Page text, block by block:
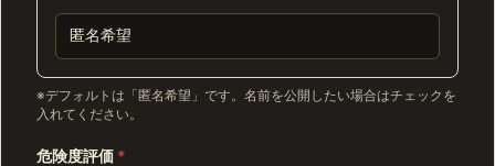
※デフォルトは「匿名希望」です。名前を公開したい場合はチェックを
入れてください。
危険度評価 *